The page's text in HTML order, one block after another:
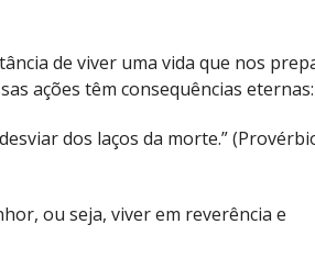
de viver uma vida que nos
ações têm consequências eternas:
dos laços da morte.”
ou seja, viver em reverência e